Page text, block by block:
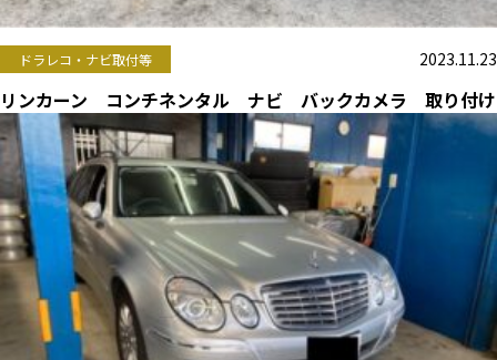
ドラレコ・ナビ取付等 2023.11.23
リンカーン コンチネンタル ナビ バックカメラ 取り付け